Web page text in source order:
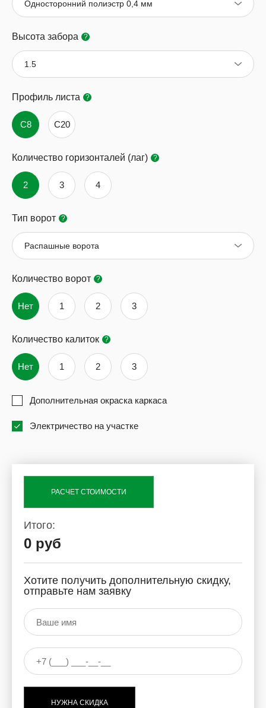
Односторонний полиэстр 0,4 мм
Высота забора ?
1.5
Профиль листа ?
C8 C20
Количество горизонталей (лаг) ?
2 3 4
Тип ворот ?
Распашные ворота
Количество ворот ?
Нет 1 2 3
Количество калиток ?
Нет 1 2 3
Дополнительная окраска каркаса
Электричество на участке
РАСЧЕТ СТОИМОСТИ
Итого:
0 руб
Хотите получить дополнительную скидку,
отправьте нам заявку
НУЖНА СКИДКА